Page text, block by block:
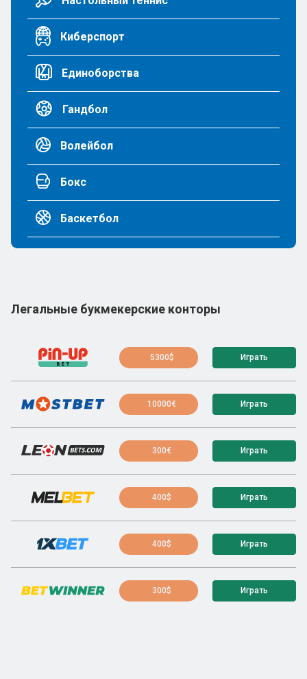
Киберспорт
Единоборства
Гандбол
Волейбол
Бокс
Баскетбол
Легальные букмекерские конторы
5300$ Играть
10000€ Играть
300€ Играть
400$ Играть
400$ Играть
300$ Играть